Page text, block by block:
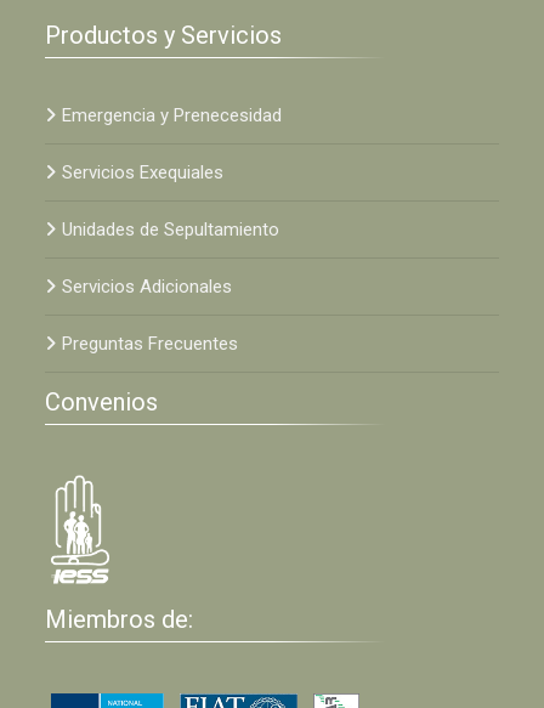
Productos y Servicios
Emergencia y Prenecesidad
Servicios Exequiales
Unidades de Sepultamiento
Servicios Adicionales
Preguntas Frecuentes
Convenios
Miembros de: